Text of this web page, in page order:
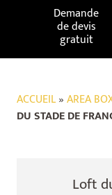
Demande
de devis
gratuit
ACCUEIL»AREA
DU STADE DE
Loft